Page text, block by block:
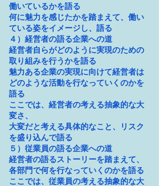
働いているかを語る
何に魅力を感じたかを踏まえて、働い
ている姿をイメージし、語る
４）経営者の語る企業への道
経営者自らがどのように実現のための
取り組みを行うかを語る
魅力ある企業の実現に向けて経営者は
どのような活動を行なっていくのかを
語る
ここでは、経営者の考える抽象的な大
変さ、
大変だと考える具体的なこと、リスク
を盛り込んで語る
５）従業員の語る企業への道
経営者の語るストーリーを踏まえて、
各部門で何を行なっていくのかを語る
ここでは、従業員の考える抽象的な大